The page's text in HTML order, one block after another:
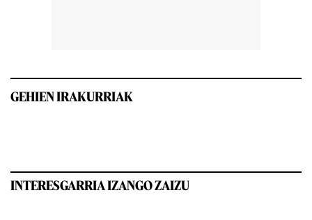
GEHIEN IRAKURRIAK
INTERESGARRIA IZANGO ZAIZU